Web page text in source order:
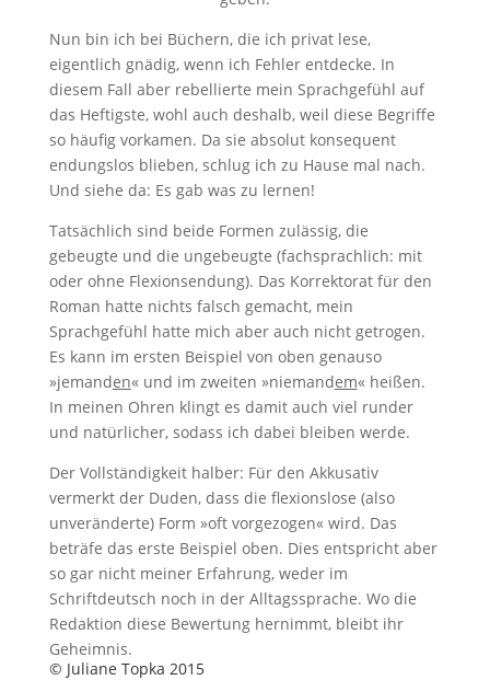
Nun bin ich bei Büchern, die ich privat lese,
eigentlich gnädig, wenn ich Fehler entdecke. In
diesem Fall aber rebellierte mein Sprachgefühl auf
das Heftigste, wohl auch deshalb, weil diese Begriffe
so häufig vorkamen. Da sie absolut konsequent
endungslos blieben, schlug ich zu Hause mal nach.
Und siehe da: Es gab was zu lernen!
Tatsächlich sind beide Formen zulässig, die
gebeugte und die ungebeugte (fachsprachlich: mit
oder ohne Flexionsendung). Das Korrektorat für den
Roman hatte nichts falsch gemacht, mein
Sprachgefühl hatte mich aber auch nicht getrogen.
Es kann im ersten Beispiel von oben genauso
»jemanden« und im zweiten »niemandem« heißen.
In meinen Ohren klingt es damit auch viel runder
und natürlicher, sodass ich dabei bleiben werde.
Der Vollständigkeit halber: Für den Akkusativ
vermerkt der Duden, dass die flexionslose (also
unveränderte) Form »oft vorgezogen« wird. Das
beträfe das erste Beispiel oben. Dies entspricht aber
so gar nicht meiner Erfahrung, weder im
Schriftdeutsch noch in der Alltagssprache. Wo die
Redaktion diese Bewertung hernimmt, bleibt ihr
Geheimnis.
© Juliane Topka 2015